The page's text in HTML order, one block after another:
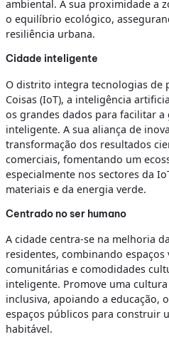
ambiental. A sua proximidade a
o equilíbrio ecológico,
resiliência urbana.
Cidade inteligente
O distrito integra tecnologias de
Coisas (IoT), a inteligência
os grandes dados para facilitar
inteligente. A sua aliança de
transformação dos resultados
comerciais, fomentando um
especialmente nos sectores da
materiais e da energia verde.
Centrado no ser humano
A cidade centra-se na melhoria
residentes, combinando espaços
comunitárias e comodidades
inteligente. Promove uma
inclusiva, apoiando a educação,
espaços públicos para construir
habitável.